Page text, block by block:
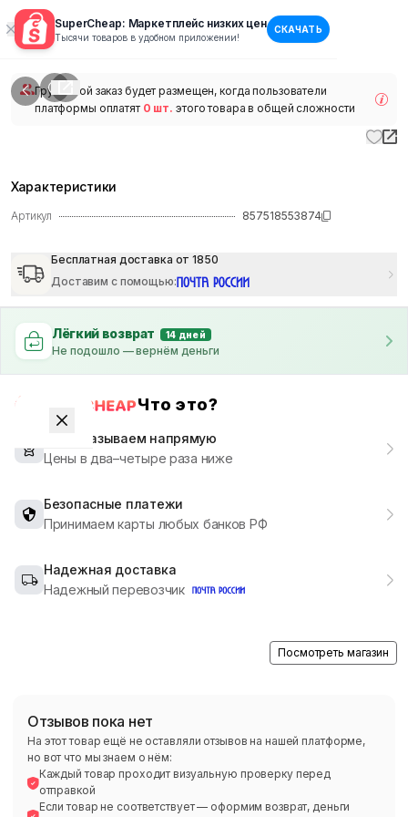
SuperCheap: Маркетплейс низких цен
Тысячи товаров в удобном приложении!
СКАЧАТЬ
1/
Групповой заказ будет размещен, когда пользователи
платформы оплатят 0 шт. этого товара в общей сложности
Характеристики
Артикул 857518553874
Бесплатная доставка от 1850
Доставим с помощью:
Лёгкий возврат 14 дней
Не подошло — вернём деньги
Что это?
Мы заказываем напрямую
Цены в два–четыре раза ниже
Безопасные платежи
Принимаем карты любых банков РФ
Надежная доставка
Надежный перевозчик
Посмотреть магазин
Отзывов пока нет
На этот товар ещё не оставляли отзывов на нашей платформе,
но вот что мы знаем о нём:
Каждый товар проходит визуальную проверку перед
отправкой
Если товар не соответствует — оформим возврат, деньги